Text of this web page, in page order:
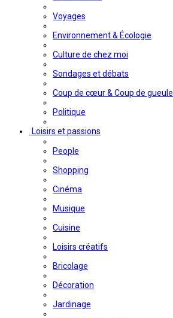
Voyages
Environnement & Écologie
Culture de chez moi
Sondages et débats
Coup de cœur & Coup de gueule
Politique
Loisirs et passions
People
Shopping
Cinéma
Musique
Cuisine
Loisirs créatifs
Bricolage
Décoration
Jardinage